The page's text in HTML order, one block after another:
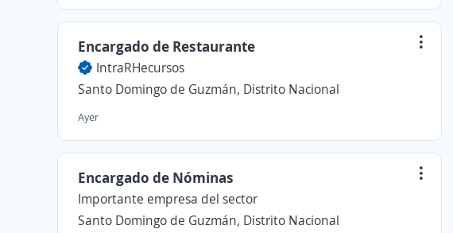
Encargado de Restaurante
IntraRHecursos
Santo Domingo de Guzmán, Distrito Nacional
Ayer
Encargado de Nóminas
Importante empresa del sector
Santo Domingo de Guzmán, Distrito Nacional